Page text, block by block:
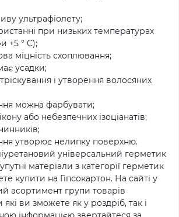
ультрафіолету;
при низьких температурах
+5 ° C);
міцність схоплювання;
усадки;
і утворення волосяних
можна фарбувати;
або небезпечних ізоціанатів;
утворює нелипку поверхню.
універсальний герметик
матеріали з категорії герметик
купити на Гіпсокартон. На сайті у
асортимент групи товарів
ви зможете як у роздріб, так і